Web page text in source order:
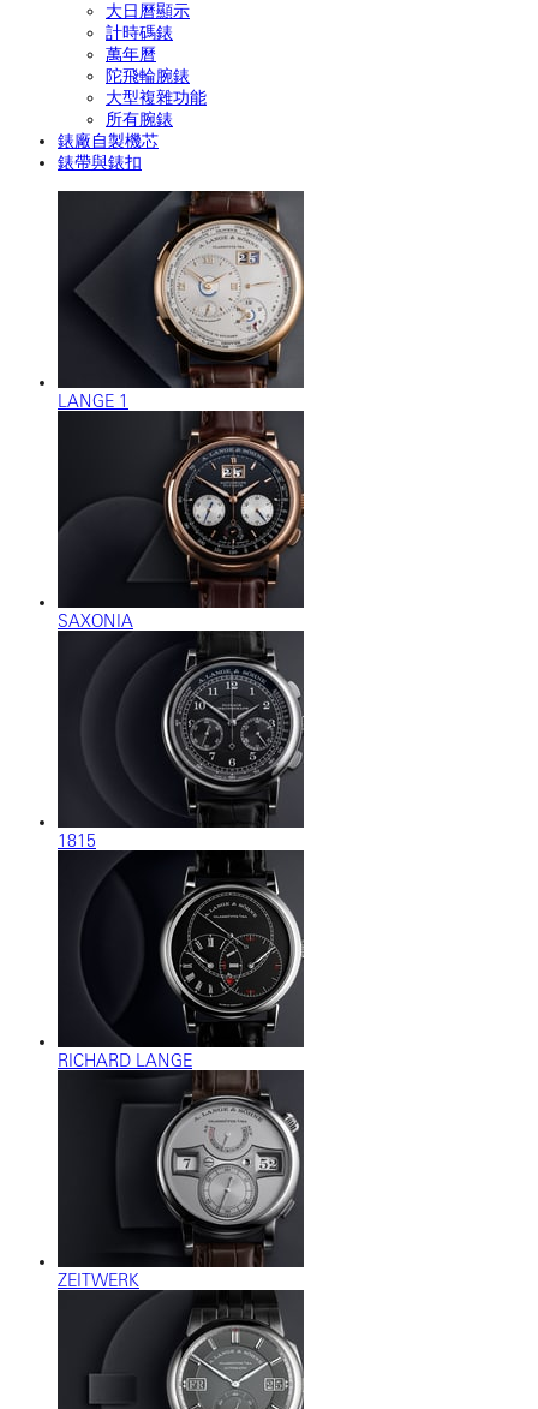
大日曆顯示
計時碼錶
萬年曆
陀飛輪腕錶
大型複雜功能
所有腕錶
錶廠自製機芯
錶帶與錶扣
LANGE 1
SAXONIA
1815
RICHARD LANGE
ZEITWERK